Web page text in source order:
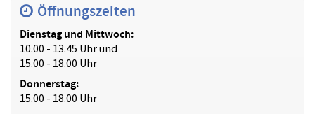
Öffnungszeiten
Dienstag und Mittwoch:
10.00 - 13.45 Uhr und
15.00 - 18.00 Uhr
Donnerstag:
15.00 - 18.00 Uhr